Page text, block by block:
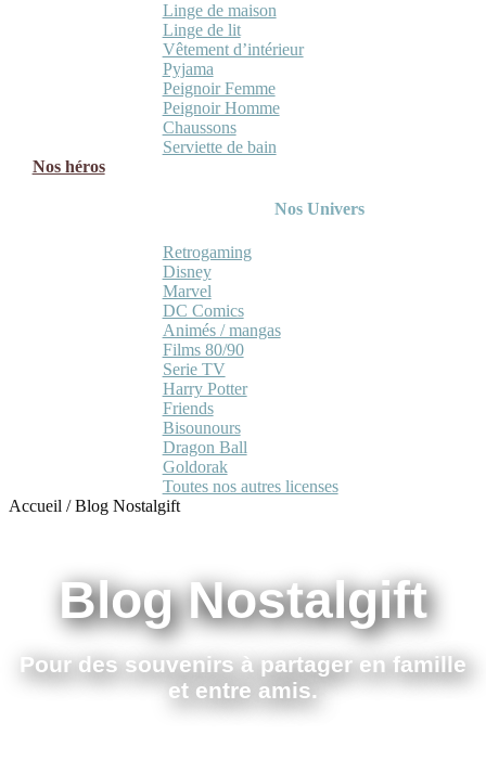
Linge de maison
Linge de lit
Vêtement d’intérieur
Pyjama
Peignoir Femme
Peignoir Homme
Chaussons
Serviette de bain
Nos héros
Nos Univers
Retrogaming
Disney
Marvel
DC Comics
Animés / mangas
Films 80/90
Serie TV
Harry Potter
Friends
Bisounours
Dragon Ball
Goldorak
Toutes nos autres licenses
Accueil /Blog Nostalgift
Blog Nostalgift
Pour des souvenirs à partager en famille
et entre amis.